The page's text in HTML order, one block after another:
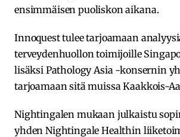
ensimmäisen puoliskon aikana.
Innoquest tulee tarjoamaan
terveydenhuollon toimijoille
lisäksi Pathology Asia -konsernin
tarjoamaan sitä muissa Kaakkois-
Nightingalen mukaan julkaistu
yhden Nightingale Healthin